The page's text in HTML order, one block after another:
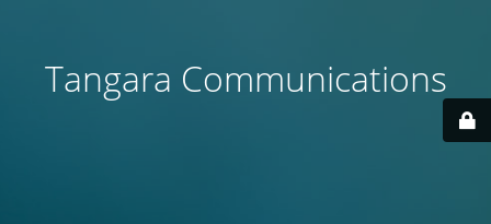
Tangara Communications